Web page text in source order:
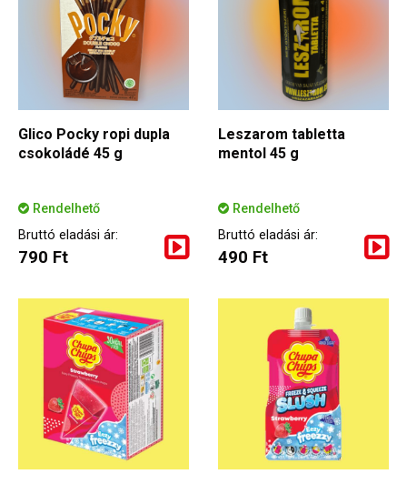
Glico Pocky ropi dupla
csokoládé 45 g
Rendelhető
Bruttó eladási ár:
790 Ft
Leszarom tabletta
mentol 45 g
Rendelhető
Bruttó eladási ár:
490 Ft